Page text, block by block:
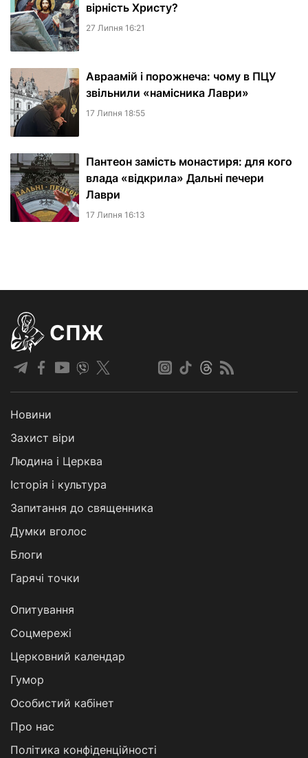
вірність Христу?
27 Липня 16:21
Авраамій і порожнеча: чому в ПЦУ
звільнили «намісника Лаври»
17 Липня 18:55
Пантеон замість монастиря: для кого
влада «відкрила» Дальні печери
Лаври
17 Липня 16:13
СПЖ
Новини
Захист віри
Людина і Церква
Історія і культура
Запитання до священника
Думки вголос
Блоги
Гарячі точки
Опитування
Соцмережі
Церковний календар
Гумор
Особистий кабінет
Про нас
Політика конфіденційності